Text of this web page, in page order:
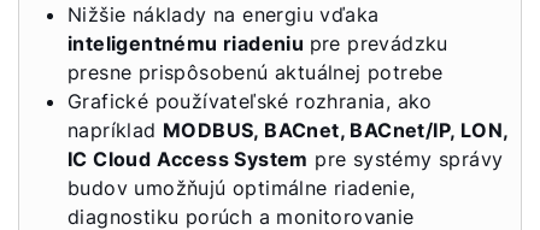
Nižšie náklady na energiu vďaka
inteligentnému riadeniu pre prevádzku
presne prispôsobenú aktuálnej potrebe
Grafické používateľské rozhrania, ako
napríklad MODBUS, BACnet, BACnet/IP, LON,
IC Cloud Access System pre systémy správy
budov umožňujú optimálne riadenie,
diagnostiku porúch a monitorovanie